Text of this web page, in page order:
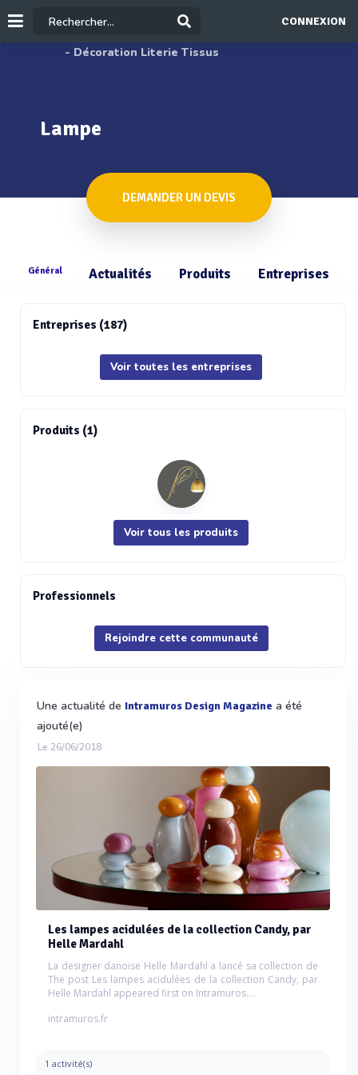
CONNEXION
- Décoration Literie Tissus
Lampe
DEMANDER UN DEVIS
Général Actualités Produits Entreprises
Entreprises (187)
Voir toutes les entreprises
Produits (1)
Voir tous les produits
Professionnels
Rejoindre cette communauté
Une actualité de Intramuros Design Magazine a été
ajouté(e)
Le 26/06/2018
Les lampes acidulées de la collection Candy, par
Helle Mardahl
La designer danoise Helle Mardahl a lancé sa collection de
The post Les lampes acidulées de la collection Candy, par
Helle Mardahl appeared first on Intramuros....
intramuros.fr
1 activité(s)